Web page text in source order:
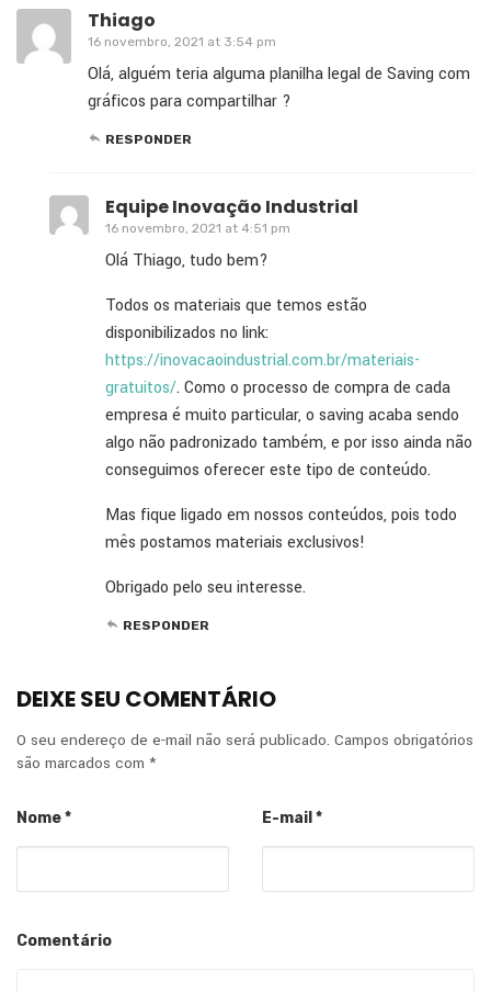
Thiago
16 novembro, 2021 at 3:54 pm
Olá, alguém teria alguma planilha legal de Saving com
gráficos para compartilhar ?
RESPONDER
Equipe Inovação Industrial
16 novembro, 2021 at 4:51 pm
Olá Thiago, tudo bem?
Todos os materiais que temos estão
disponibilizados no link:
https://inovacaoindustrial.com.br/materiais-
gratuitos/. Como o processo de compra de cada
empresa é muito particular, o saving acaba sendo
algo não padronizado também, e por isso ainda não
conseguimos oferecer este tipo de conteúdo.
Mas fique ligado em nossos conteúdos, pois todo
mês postamos materiais exclusivos!
Obrigado pelo seu interesse.
RESPONDER
DEIXE SEU COMENTÁRIO
O seu endereço de e-mail não será publicado. Campos obrigatórios
são marcados com *
Nome* E-mail *
Comentário